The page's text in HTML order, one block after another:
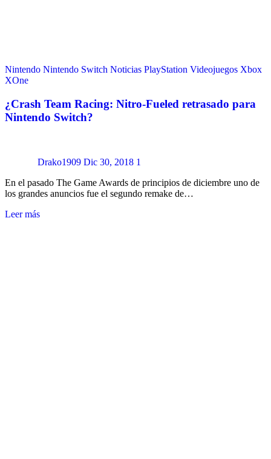
Nintendo Nintendo Switch Noticias PlayStation Videojuegos Xbox
XOne
¿Crash Team Racing: Nitro-Fueled retrasado para
Nintendo Switch?
Drako1909 Dic 30, 2018 1
En el pasado The Game Awards de principios de diciembre uno de
los grandes anuncios fue el segundo remake de…
Leer más